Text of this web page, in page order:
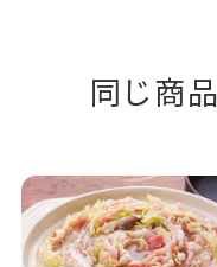
同じ商